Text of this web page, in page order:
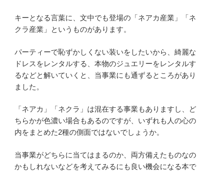
キーとなる言葉に、文中でも登場の「ネアカ産業」「ネ
クラ産業」というものがあります。
パーティーで恥ずかしくない装いをしたいから、綺麗な
ドレスをレンタルする、本物のジュエリーをレンタルす
るなどと解いていくと、当事業にも通ずるところがあり
ました。
「ネアカ」「ネクラ」は混在する事業もありますし、ど
ちらかが色濃い場合もあるのですが、いずれも人の心の
内をまとめた2種の側面ではないでしょうか。
当事業がどちらに当てはまるのか、両方備えたものなの
かもしれないなどを考えてみるにも良い機会になる本で